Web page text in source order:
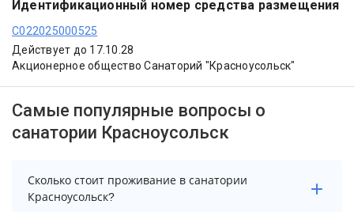
Идентификационный номер средства размещения
С022025000525
Действует до 17.10.28
Акционерное общество Санаторий "Красноусольск"
Самые популярные вопросы о
санатории Красноусольск
Сколько стоит проживание в санатории
Красноусольск?